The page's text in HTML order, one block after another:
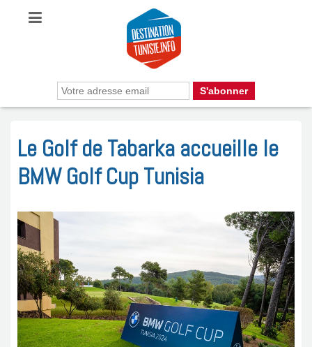
Le Golf de Tabarka accueille le
BMW Golf Cup Tunisia